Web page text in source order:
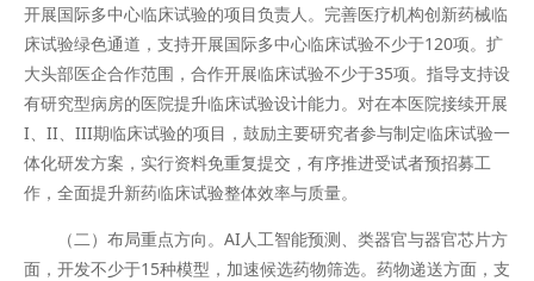
开展国际多中心临床试验的项目负责人。完善医疗机构创新药械临
床试验绿色通道，支持开展国际多中心临床试验不少于120项。扩
大头部医企合作范围，合作开展临床试验不少于35项。指导支持设
有研究型病房的医院提升临床试验设计能力。对在本医院接续开展
I、II、III期临床试验的项目，鼓励主要研究者参与制定临床试验一
体化研发方案，实行资料免重复提交，有序推进受试者预招募工
作，全面提升新药临床试验整体效率与质量。
（二）布局重点方向。AI人工智能预测、类器官与器官芯片方
面，开发不少于15种模型，加速候选药物筛选。药物递送方面，支